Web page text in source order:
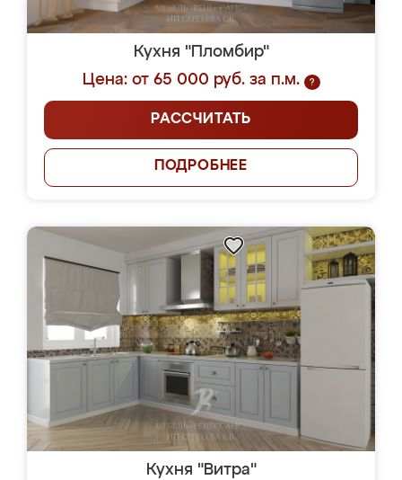
Кухня "Пломбир"
Цена: от 65 000 руб. за п.м.
?
РАССЧИТАТЬ
ПОДРОБНЕЕ
Кухня "Витра"